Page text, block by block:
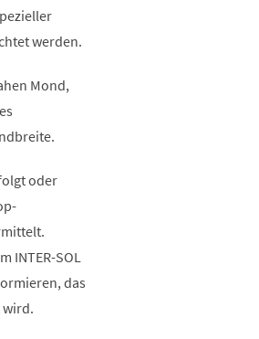
werden.
Mond,
oder
INTER-SOL
das
wird.